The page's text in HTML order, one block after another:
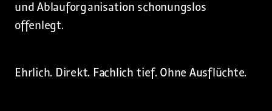
und Ablauforganisation schonungslos
offenlegt.
Ehrlich. Direkt. Fachlich tief. Ohne Ausflüchte.